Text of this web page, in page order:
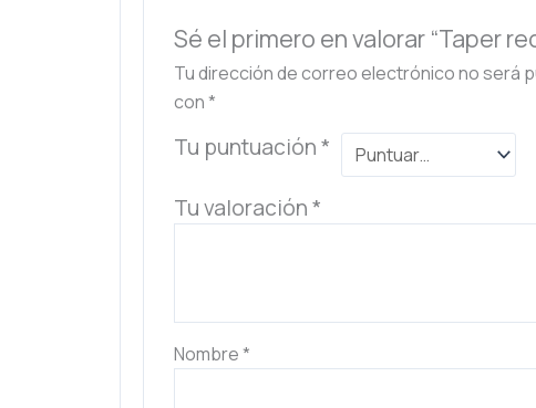
Sé el primero en valorar “Taper
Tu dirección de correo electrónico no será
con*
Tu puntuación*
Tu valoración*
Nombre*